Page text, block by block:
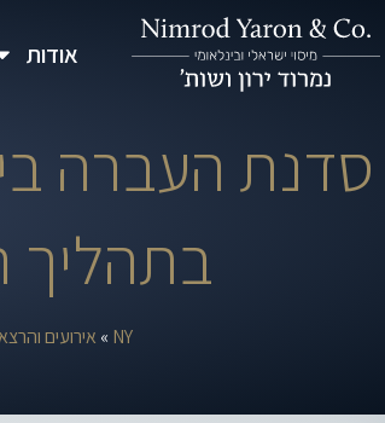
דילוג
לתוכן
אודות
סדנת העברה
NY
» אירועים